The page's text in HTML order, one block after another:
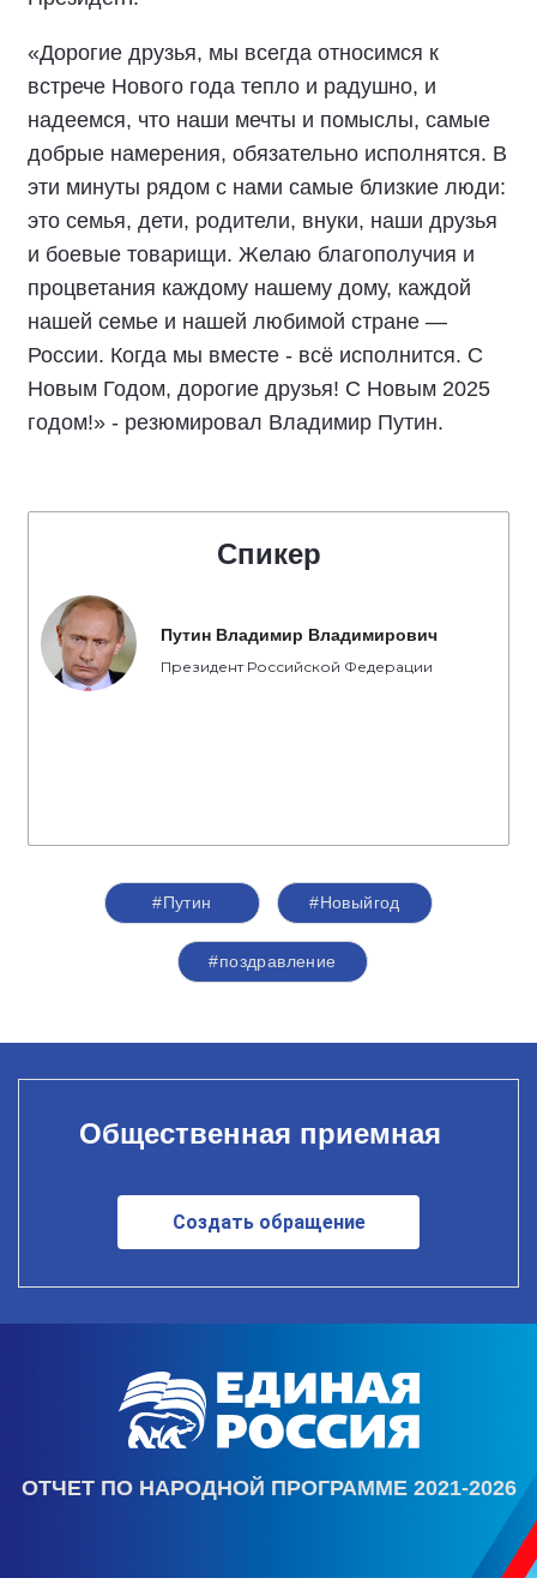
«Дорогие друзья, мы всегда относимся к
встрече Нового года тепло и радушно, и
надеемся, что наши мечты и помыслы, самые
добрые намерения, обязательно исполнятся. В
эти минуты рядом с нами самые близкие люди:
это семья, дети, родители, внуки, наши друзья
и боевые товарищи. Желаю благополучия и
процветания каждому нашему дому, каждой
нашей семье и нашей любимой стране —
России. Когда мы вместе - всё исполнится. С
Новым Годом, дорогие друзья! С Новым 2025
годом!» - резюмировал Владимир Путин.
Спикер
Путин Владимир Владимирович
Президент Российской Федерации
#Путин #Новыйгод
#поздравление
Общественная приемная
Создать обращение
ОТЧЕТ ПО НАРОДНОЙ ПРОГРАММЕ 2021-2026